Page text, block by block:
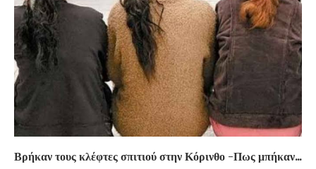
Βρήκαν τους κλέφτες σπιτιού στην Κόρινθο -Πως μπήκαν...